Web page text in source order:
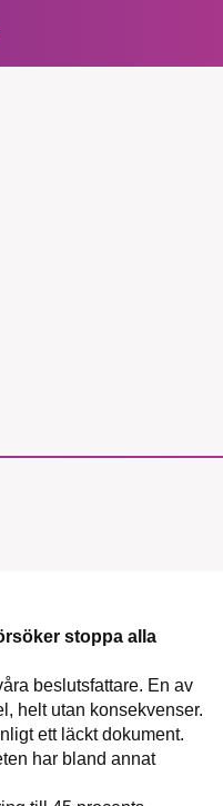
stoppa alla
beslutsfattare. En av
heltutan konsekvenser.
ett läckt dokument.
har bland annat
att swisha en slant till